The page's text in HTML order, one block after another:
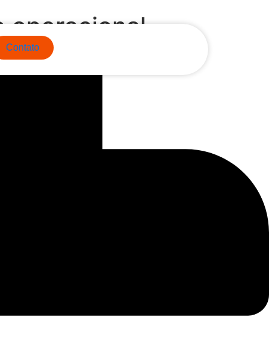
Contato
operacional